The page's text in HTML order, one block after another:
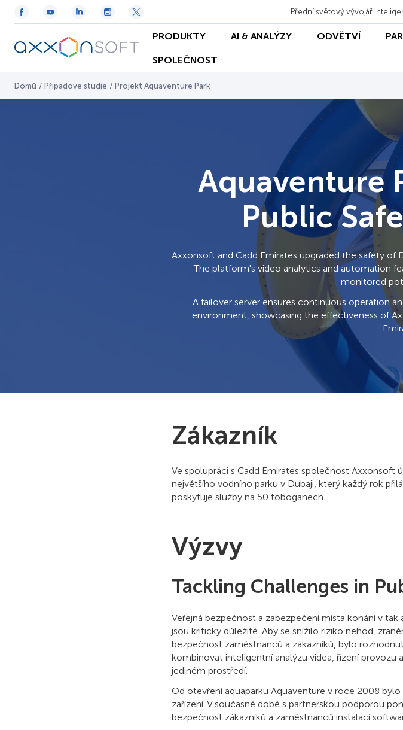
Přední světový vývojář
PRODUKTY AI & ANALÝZY ODVĚTVÍ
SPOLEČNOST
Domů / Případové studie / Projekt Aquaventure Park
Aquaventure
Public
Axxonsoft and Cadd Emirates upgraded the safety of
The platform's video analytics and automation
monitored
A failover server ensures continuous operation
environment, showcasing the effectiveness of
Zákazník
Ve spolupráci s Cadd Emirates společnost Axxonsoft
největšího vodního parku v Dubaji, který každý rok
poskytuje služby na 50 tobogánech.
Výzvy
Tackling Challenges in
Veřejná bezpečnost a zabezpečení místa konání v
jsou kriticky důležité. Aby se snížilo riziko nehod,
bezpečnost zaměstnanců a zákazníků, bylo
kombinovat inteligentní analýzu videa, řízení
jediném prostředí.
Od otevření aquaparku Aquaventure v roce 2008
zařízení. V současné době s partnerskou podporou
bezpečnost zákazníků a zaměstnanců instalací